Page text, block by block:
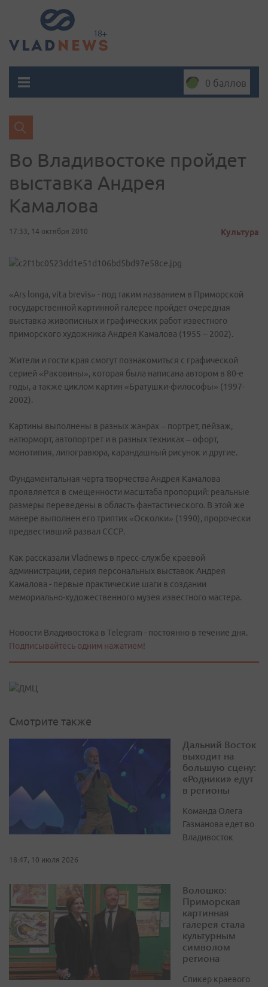
0 баллов
Во Владивостоке пройдет
выставка Андрея
Камалова
17:33, 14 октября 2010 Культура
«Ars longa, vita brevis» - под таким названием в Приморской
государственной картинной галерее пройдет очередная
выставка живописных и графических работ известного
приморского художника Андрея Камалова (1955 – 2002).
Жители и гости края смогут познакомиться с графической
серией «Раковины», которая была написана автором в 80-е
годы, а также циклом картин «Братушки-философы» (1997-
2002).
Картины выполнены в разных жанрах – портрет, пейзаж,
натюрморт, автопортрет и в разных техниках – офорт,
монотипия, липогравюра, карандашный рисунок и другие.
Фундаментальная черта творчества Андрея Камалова
проявляется в смещенности масштаба пропорций: реальные
размеры переведены в область фантастического. В этой же
манере выполнен его триптих «Осколки» (1990), пророчески
предвестивший развал СССР.
Как рассказали Vladnews в пресс-службе краевой
администрации, серия персональных выставок Андрея
Камалова - первые практические шаги в создании
мемориально-художественного музея известного мастера.
Новости Владивостока в Telegram - постоянно в течение дня.
Подписывайтесь одним нажатием!
Смотрите также
Дальний Восток
выходит на
большую сцену:
«Родники» едут
в регионы
Команда Олега
Газманова едет во
Владивосток
18:47, 10 июля 2026
Волошко:
Приморская
картинная
галерея стала
культурным
символом
региона
Спикер краевого